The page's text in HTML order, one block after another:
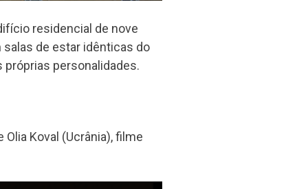
residencial de nove
de estar idênticas do
personalidades.
Koval (Ucrânia), filme